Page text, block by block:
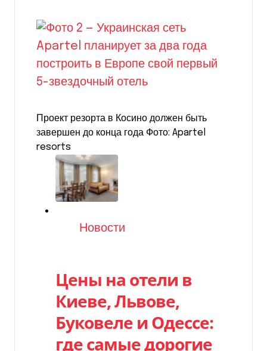
Проект резорта в Косино должен быть
завершен до конца года Фото: Apartel
resorts
Категория
Новости
Цены на отели в
Киеве, Львове,
Буковеле и Одессе:
где самые дорогие